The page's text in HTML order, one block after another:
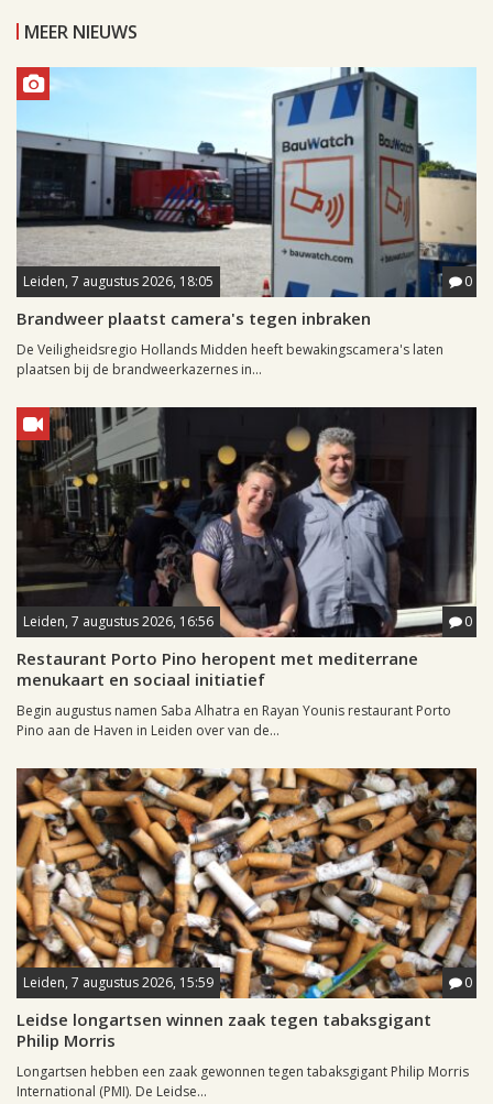
MEER NIEUWS
Leiden, 7 augustus 2026, 18:05 0
Brandweer plaatst camera's tegen inbraken
De Veiligheidsregio Hollands Midden heeft bewakingscamera's laten
plaatsen bij de brandweerkazernes in...
Leiden, 7 augustus 2026, 16:56 0
Restaurant Porto Pino heropent met mediterrane
menukaart en sociaal initiatief
Begin augustus namen Saba Alhatra en Rayan Younis restaurant Porto
Pino aan de Haven in Leiden over van de...
Leiden, 7 augustus 2026, 15:59 0
Leidse longartsen winnen zaak tegen tabaksgigant
Philip Morris
Longartsen hebben een zaak gewonnen tegen tabaksgigant Philip Morris
International (PMI). De Leidse...